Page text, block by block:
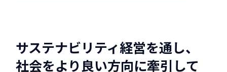
サステナビリティ経営を通し、
社会をより良い方向に牽引して